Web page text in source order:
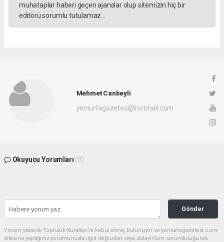
muhataplar haberi geçen ajanslar olup sitemizin hiç bir
editörü sorumlu tutulamaz...
Mehmet Canbeyli
yeniurfagazetesi@hotmail.com
Okuyucu Yorumları (0)
Gönder
Yorum yazarak Topluluk Kuralları’nı kabul etmiş bulunuyor ve yeniurfagazetesi.com
sitesine yaptığınız yorumunuzla ilgili doğrudan veya dolaylı tüm sorumluluğu tek